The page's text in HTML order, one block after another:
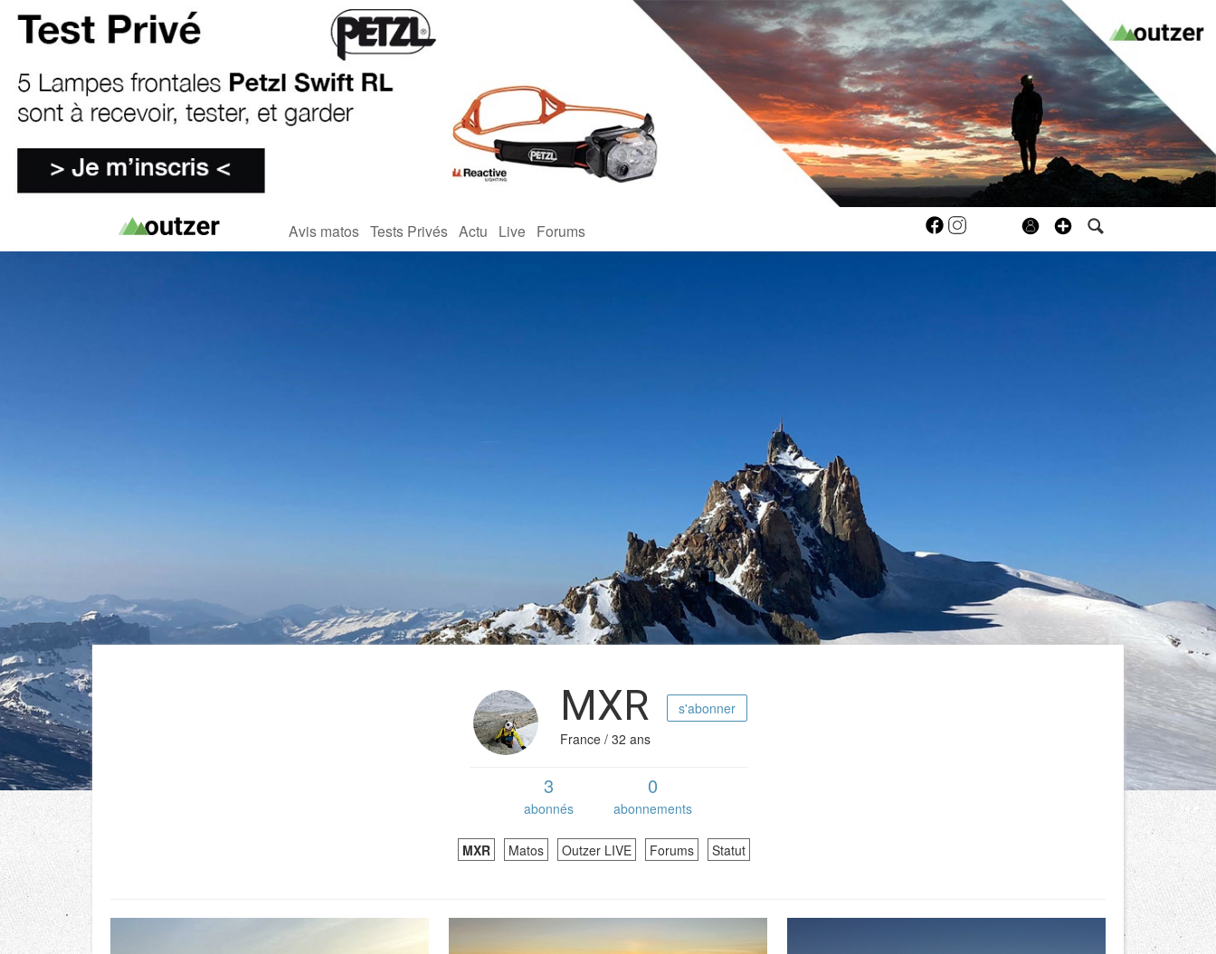
Avis matos Tests Privés Actu Live Forums
MXR
s'abonner
France / 32 ans
3
abonnés
0
abonnements
MXR Matos Outzer LIVE Forums Statut